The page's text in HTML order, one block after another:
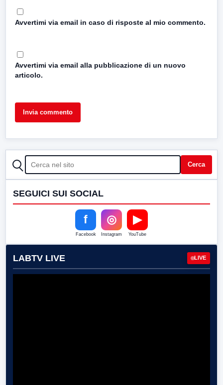
Avvertimi via email in caso di risposte al mio commento.
Avvertimi via email alla pubblicazione di un nuovo
articolo.
CERCA Cerca
SEGUICI SUI SOCIAL
f
Facebook
◎
Instagram
▶
YouTube
LABTV LIVE LIVE